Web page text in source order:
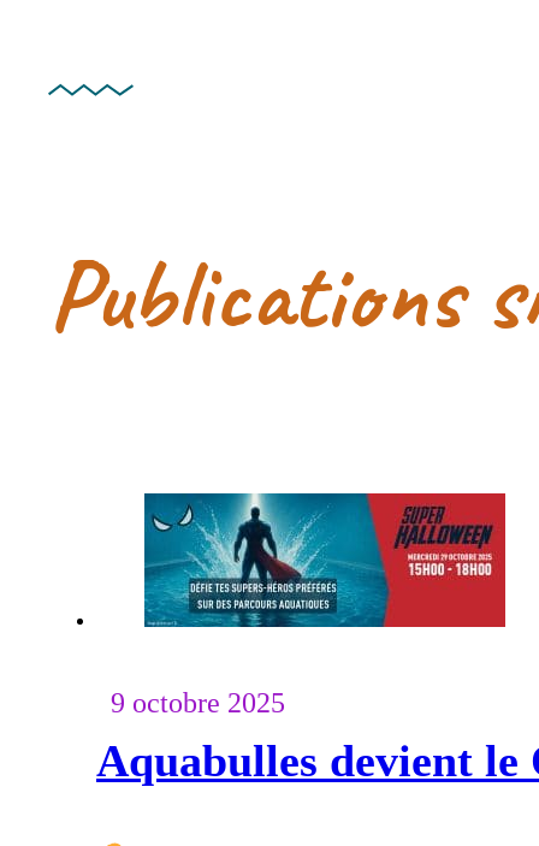
Publications
9 octobre 2025
Aquabulles devient le